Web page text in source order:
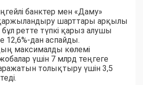
банктер мен «Даму»
шарттары арқылы
ретте түпкі қарыз алушы
12,6%-дан аспайды.
максималды көлемі
үшін 7 млрд теңгеге
толықтыру үшін 3,5